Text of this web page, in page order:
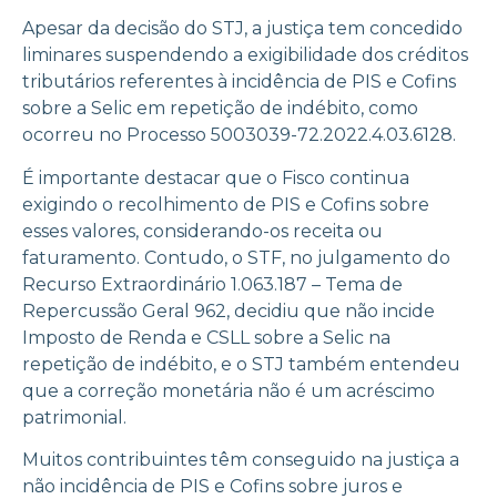
Apesar da decisão do STJ, a justiça tem concedido
liminares suspendendo a exigibilidade dos créditos
tributários referentes à incidência de PIS e Cofins
sobre a Selic em repetição de indébito, como
ocorreu no Processo 5003039-72.2022.4.03.6128.
É importante destacar que o Fisco continua
exigindo o recolhimento de PIS e Cofins sobre
esses valores, considerando-os receita ou
faturamento. Contudo, o STF, no julgamento do
Recurso Extraordinário 1.063.187 – Tema de
Repercussão Geral 962, decidiu que não incide
Imposto de Renda e CSLL sobre a Selic na
repetição de indébito, e o STJ também entendeu
que a correção monetária não é um acréscimo
patrimonial.
Muitos contribuintes têm conseguido na justiça a
não incidência de PIS e Cofins sobre juros e